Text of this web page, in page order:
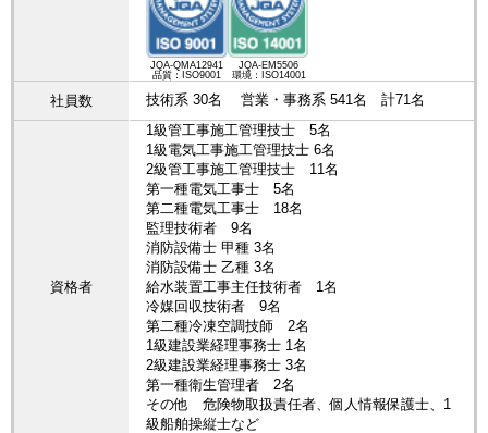
JQA-QMA12941
品質：ISO9001
JQA-EM5506
環境：ISO14001
社員数 技術系 30名 営業・事務系 541名 計71名
資格者
1級管工事施工管理技士 5名
1級電気工事施工管理技士 6名
2級管工事施工管理技士 11名
第一種電気工事士 5名
第二種電気工事士 18名
監理技術者 9名
消防設備士 甲種 3名
消防設備士 乙種 3名
給水装置工事主任技術者 1名
冷媒回収技術者 9名
第二種冷凍空調技師 2名
1級建設業経理事務士 1名
2級建設業経理事務士 3名
第一種衛生管理者 2名
その他 危険物取扱責任者、個人情報保護士、1
級船舶操縦士など